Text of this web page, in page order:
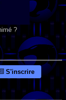
?
S'inscrire